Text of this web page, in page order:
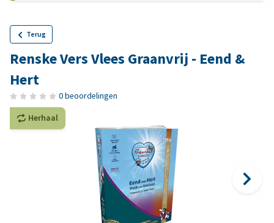
Terug
Renske Vers Vlees Graanvrij - Eend &
Hert
0 beoordelingen
Herhaal